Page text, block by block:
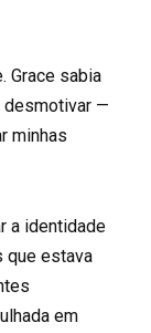
Grace sabia
desmotivar —
minhas
a identidade
que estava
em